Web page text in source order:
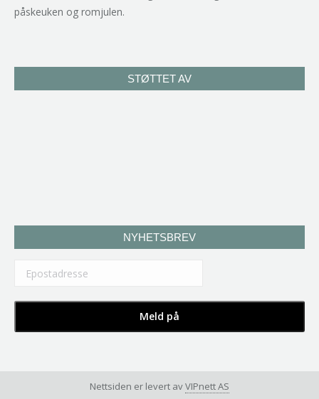
påskeuken og romjulen.
STØTTET AV
NYHETSBREV
Nettsiden er levert avVIPnett AS